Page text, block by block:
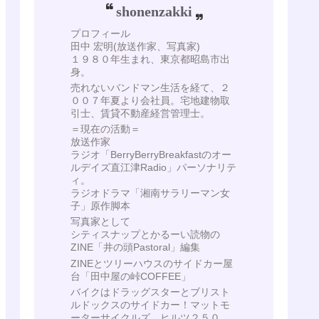
shonenzakki
プロフィール
田中 宏明(放送作家、写真家)
１９８０年生まれ、東京都昭島市出
身。
売れないバンドマン生活を経て、２
００７年夏より会社員。宅地建物取
引士、賃貸不動産経営管理士。
＝現在の活動＝
放送作家
ラジオ「BerryBerryBreakfastのオー
ルデイズ直江津Radio」パーソナリテ
ィ。
ラジオドラマ「湘南サラリーマン女
子」原作脚本
写真家として
シティスナップとかるーい読物の
ZINE「井の頭Pastoral」編集
ZINEとツリーハウスのサイドカー屋
台「田中屋の峠COFFEE」
バイクはドラッグスターとブリスト
ルドックスのサイドカー！マットモ